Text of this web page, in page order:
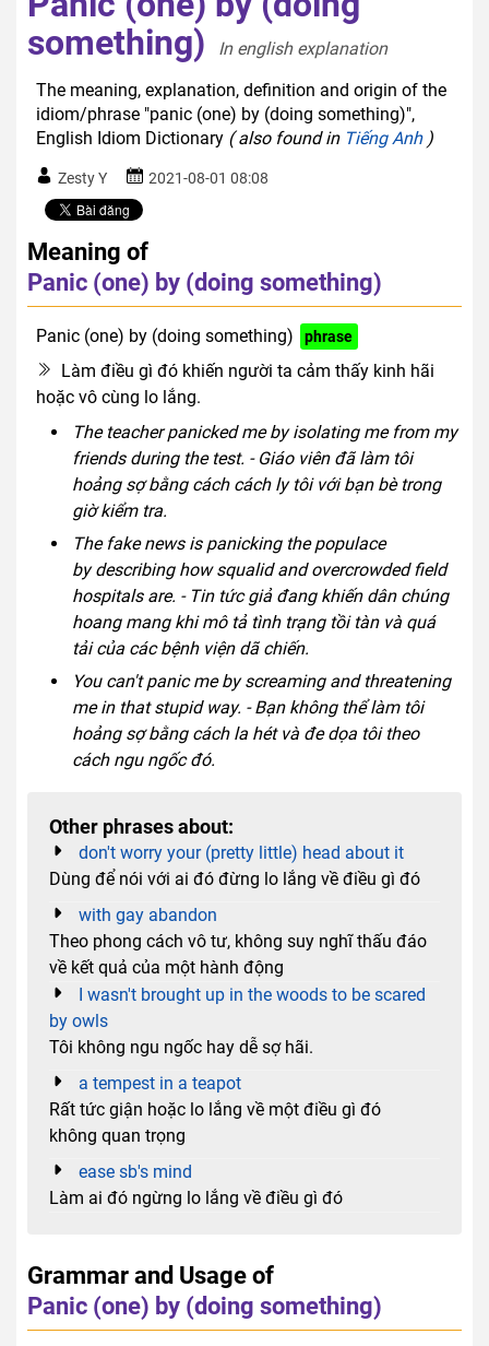
something)
In english explanation
The meaning, explanation, definition and origin of the
idiom/phrase "panic (one) by (doing something)",
English Idiom Dictionary ( also found in Tiếng Anh)
Zesty Y 2021-08-01 08:08
Meaning of
Panic (one) by (doing something)
Panic (one) by (doing something) phrase
Làm điều gì đó khiến người ta cảm thấy kinh hãi
hoặc vô cùng lo lắng.
The teacher panicked me by isolating me from my
friends during the test. - Giáo viên đã làm tôi
hoảng sợ bằng cách cách ly tôi với bạn bè trong
giờ kiểm tra.
The fake news is panicking the populace
by describing how squalid and overcrowded field
hospitals are. - Tin tức giả đang khiến dân chúng
hoang mang khi mô tả tình trạng tồi tàn và quá
tải của các bệnh viện dã chiến.
You can't panic me by screaming and threatening
me in that stupid way. - Bạn không thể làm tôi
hoảng sợ bằng cách la hét và đe dọa tôi theo
cách ngu ngốc đó.
Other phrases about:
don't worry your (pretty little) head about it
Dùng để nói với ai đó đừng lo lắng về điều gì đó
with gay abandon
Theo phong cách vô tư, không suy nghĩ thấu đáo
về kết quả của một hành động
I wasn't brought up in the woods to be scared
by owls
Tôi không ngu ngốc hay dễ sợ hãi.
a tempest in a teapot
Rất tức giận hoặc lo lắng về một điều gì đó
không quan trọng
ease sb's mind
Làm ai đó ngừng lo lắng về điều gì đó
Grammar and Usage of
Panic (one) by (doing something)